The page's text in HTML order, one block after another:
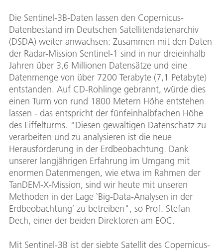
Die Sentinel-3B-Daten lassen den Copernicus-
Datenbestand im Deutschen Satellitendatenarchiv
(DSDA) weiter anwachsen: Zusammen mit den Daten
der Radar-Mission Sentinel-1 sind in nur dreieinhalb
Jahren über 3,6 Millionen Datensätze und eine
Datenmenge von über 7200 Terabyte (7,1 Petabyte)
entstanden. Auf CD-Rohlinge gebrannt, würde dies
einen Turm von rund 1800 Metern Höhe entstehen
lassen - das entspricht der fünfeinhalbfachen Höhe
des Eiffelturms. "Diesen gewaltigen Datenschatz zu
verarbeiten und zu analysieren ist die neue
Herausforderung in der Erdbeobachtung. Dank
unserer langjährigen Erfahrung im Umgang mit
enormen Datenmengen, wie etwa im Rahmen der
TanDEM-X-Mission, sind wir heute mit unseren
Methoden in der Lage `Big-Data-Analysen in der
Erdbeobachtung´ zu betreiben", so Prof. Stefan
Dech, einer der beiden Direktoren am EOC.
Mit Sentinel-3B ist der siebte Satellit des Copernicus-